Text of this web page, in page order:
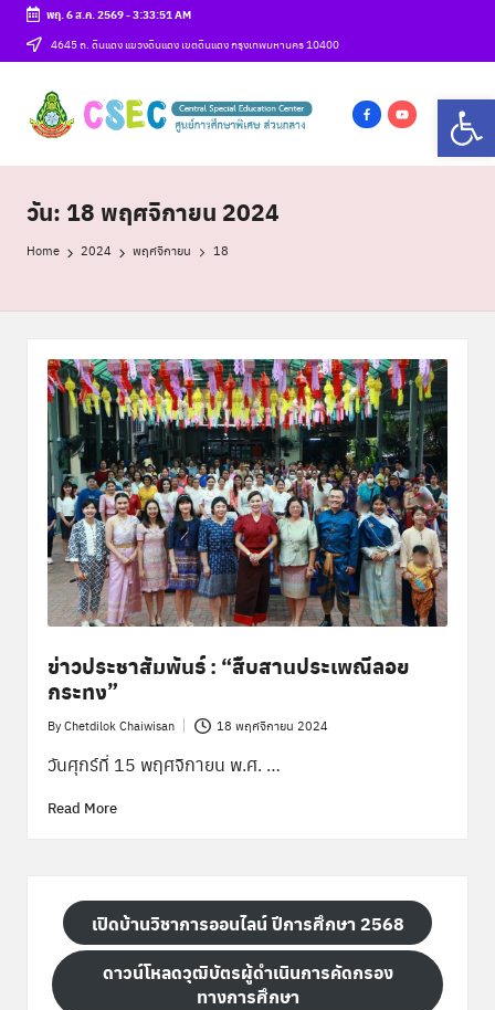
Skip
content
พฤ. 6 ส.ค. 2569-3:33:52 AM
4645 ถ. ดินแดง แขวงดินแดง เขตดินแดง กรุงเทพมหานคร 10400
ศู
น
ก
า
ร
ก
ษ
พิ
ศ
ษ
ก
csec
a
o
o
e
วัน: 18 พฤศจิกายน 2024
Home 2024 พฤศจิกายน 18
ข่าวประชาสัมพันธ์ : “สืบสานประเพณีลอย
กระทง”
Posted
by
ByChetdilok Chaiwisan 18 พฤศจิกายน 2024
วันศุกร์ที่ 15 พฤศจิกายน พ.ศ. …
Read More
เปิดบ้านวิชาการออนไลน์ ปีการศึกษา 2568
ดาวน์โหลดวุฒิบัตรผู้ดำเนินการคัดกรอง
ทางการศึกษา